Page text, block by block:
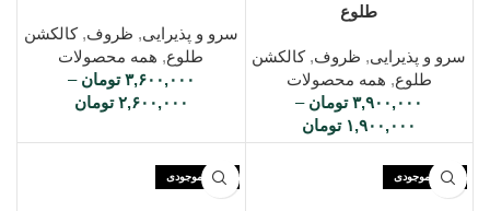
طلوع
سرو و پذیرایی, ظروف,کالکشن
طلوع, همه محصولات
۳,۹۰۰,۰۰۰ تومان –
۱,۹۰۰,۰۰۰ تومان
سرو و پذیرایی, ظروف,کالکشن
طلوع, همه محصولات
۳,۶۰۰,۰۰۰ تومان –
۲,۶۰۰,۰۰۰ تومان
اتمام موجودی اتمام موجودی